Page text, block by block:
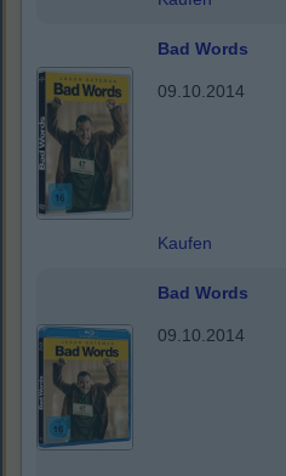
Bad Words
09.10.2014
Kaufen
Bad Words
09.10.2014